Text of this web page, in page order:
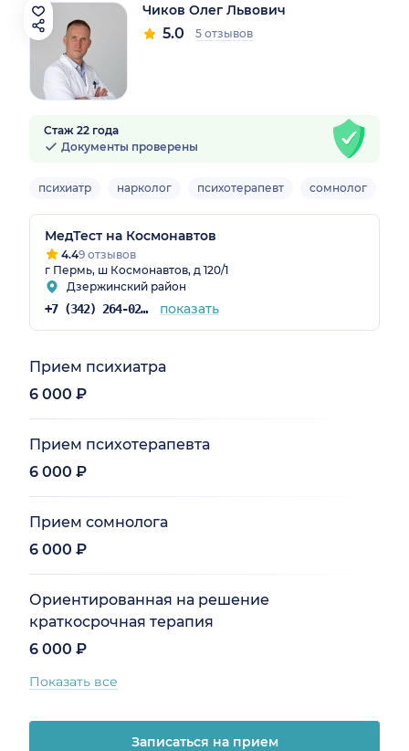
Чиков Олег Львович
5.0 5 отзывов
Стаж 22 года
Документы проверены
психиатр нарколог психотерапевт сомнолог
МедТест на Космонавтов
4.49 отзывов
г Пермь, ш Космонавтов, д 120/1
Дзержинский район
+7 (342) 264-02-09 показать
Прием психиатра
6 000 ₽
Прием психотерапевта
6 000 ₽
Прием сомнолога
6 000 ₽
Ориентированная на решение
краткосрочная терапия
6 000 ₽
Показать все
Записаться на прием